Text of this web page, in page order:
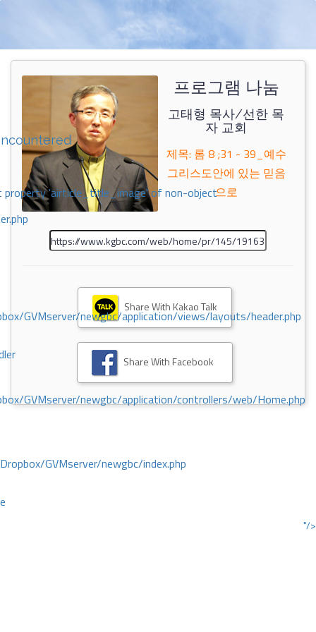
property 'airticle_title_image' of non-object
GVMserver/newgbc/application/views/layouts/header.php
GVMserver/newgbc/application/controllers/web/Home.php
GVMserver/newgbc/index.php
"/>
프로그램 나눔
고태형 목사/선한 목
자 교회
제목: 롬 8 ;31 - 39_예수
그리스도안에 있는 믿음
으로
Share With Kakao Talk
Share With Facebook